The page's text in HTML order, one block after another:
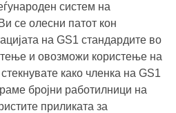
систем на
се олесни патот кон
на GS1 стандардите во
и овозможи користење на
како членка на GS1
бројни работилници на
приликата за